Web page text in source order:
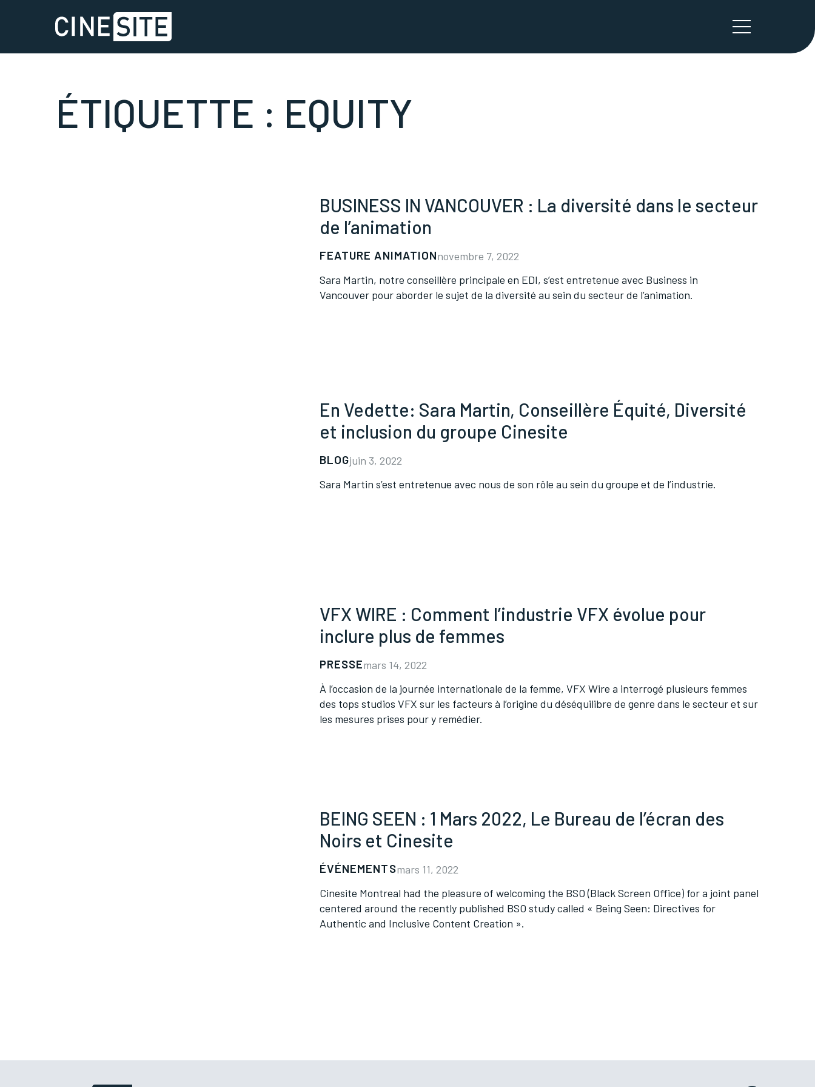
ÉTIQUETTE : EQUITY
BUSINESS IN VANCOUVER : La diversité dans le secteur
de l’animation
FEATURE ANIMATIONnovembre 7, 2022
Sara Martin, notre conseillère principale en EDI, s’est entretenue avec Business in
Vancouver pour aborder le sujet de la diversité au sein du secteur de l’animation.
En Vedette: Sara Martin, Conseillère Équité, Diversité
et inclusion du groupe Cinesite
BLOGjuin 3, 2022
Sara Martin s’est entretenue avec nous de son rôle au sein du groupe et de l’industrie.
VFX WIRE : Comment l’industrie VFX évolue pour
inclure plus de femmes
PRESSEmars 14, 2022
À l’occasion de la journée internationale de la femme, VFX Wire a interrogé plusieurs femmes
des tops studios VFX sur les facteurs à l’origine du déséquilibre de genre dans le secteur et sur
les mesures prises pour y remédier.
BEING SEEN : 1 Mars 2022, Le Bureau de l’écran des
Noirs et Cinesite
ÉVÉNEMENTSmars 11, 2022
Cinesite Montreal had the pleasure of welcoming the BSO (Black Screen Office) for a joint panel
centered around the recently published BSO study called « Being Seen: Directives for
Authentic and Inclusive Content Creation ».